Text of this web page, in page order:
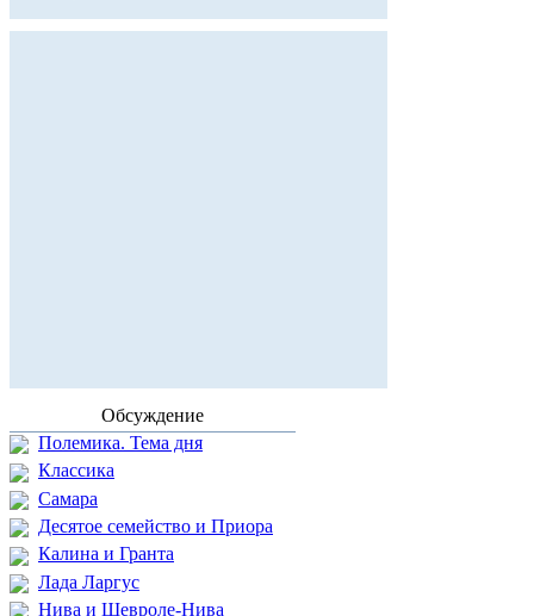
Обсуждение
Полемика. Тема дня
Классика
Самара
Десятое семейство и Приора
Калина и Гранта
Лада Ларгус
Нива и Шевроле-Нива